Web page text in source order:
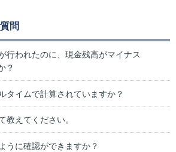
問
行われたのに、現金残高がマイナス
？
タイムで計算されていますか？
教えてください。
うに確認ができますか？